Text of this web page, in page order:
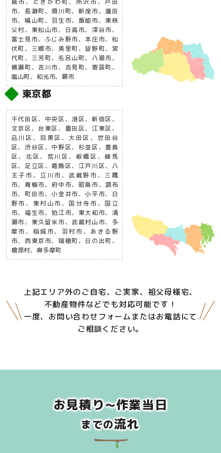
島市、ときがわ町、所沢市、戸田
市、長瀞町、滑川町、新座市、蓮田
市、鳩山町、羽生市、飯能市、東秩
父村、東松山市、日高市、深谷市、
富士見市、ふじみ野市、本庄市、松
伏町、三郷市、美里町、皆野町、宮
代町、三芳町、毛呂山町、八潮市、
横瀬町、吉川市、吉見町、寄居町、
嵐山町、和光市、蕨市
東京都
千代田区、中央区、港区、新宿区、
文京区、台東区、墨田区、江東区、
品川区、目黒区、大田区、世田谷
区、渋谷区、中野区、杉並区、豊島
区、北区、荒川区、板橋区、練馬
区、足立区、葛飾区、江戸川区、八
王子市、立川市、武蔵野市、三鷹
市、青梅市、府中市、昭島市、調布
市、町田市、小金井市、小平市、日
野市、東村山市、国分寺市、国立
市、福生市、狛江市、東大和市、清
瀬市、東久留米市、武蔵村山市、多
摩市、稲城市、羽村市、あきる野
市、西東京市、瑞穂町、日の出町、
檜原村、奥多摩町
上記エリア外のご自宅、ご実家、祖父母様宅、
不動産物件などでも対応可能です！
一度、お問い合わせフォームまたはお電話にて
ご相談ください。
お見積り～作業当日
までの流れ